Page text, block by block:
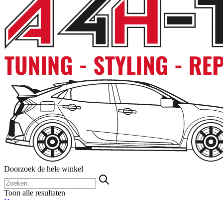
Doorzoek de hele winkel
Toon alle resultaten